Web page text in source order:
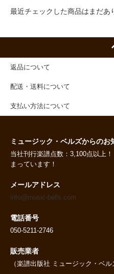
最近チェックした商品はまだあ
返品について
配送・送料について
支払い方法について
ミュージック・ベルズからのお
当社刊行楽譜点数：3,100点以上
まっています！
メールアドレス
info@music-bells.com
電話番号
050-5211-2746
販売業者
（楽譜出版社 ミュージック・ベ